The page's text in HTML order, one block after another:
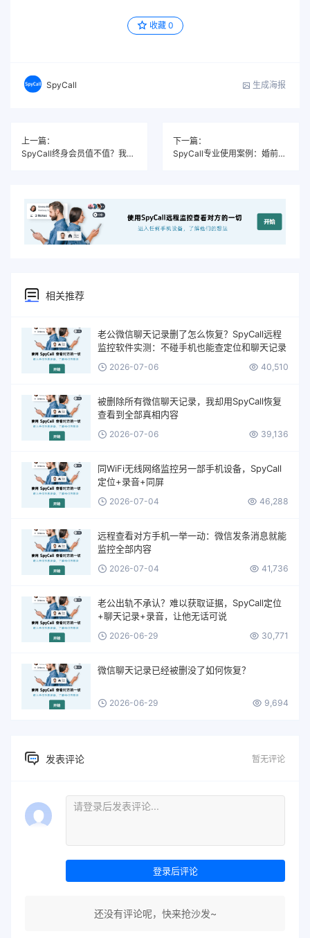
收藏 0
SpyCall 生成海报
上一篇：
SpyCall终身会员值不值？我用了三个月，说实话
下一篇：
SpyCall专业使用案例：婚前背景调查与风险评估
相关推荐
老公微信聊天记录删了怎么恢复？SpyCall远程
监控软件实测：不碰手机也能查定位和聊天记录
2026-07-06 40,510
被删除所有微信聊天记录，我却用SpyCall恢复
查看到全部真相内容
2026-07-06 39,136
同WiFi无线网络监控另一部手机设备，SpyCall
定位+录音+同屏
2026-07-04 46,288
远程查看对方手机一举一动：微信发条消息就能
监控全部内容
2026-07-04 41,736
老公出轨不承认？难以获取证据，SpyCall定位
+聊天记录+录音，让他无话可说
2026-06-29 30,771
微信聊天记录已经被删没了如何恢复？
2026-06-29 9,694
发表评论 暂无评论
登录后评论
还没有评论呢，快来抢沙发~